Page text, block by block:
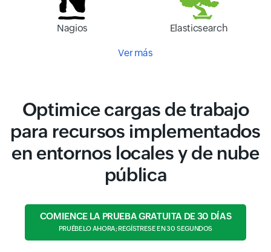
Nagios Elasticsearch
Ver más
Optimice cargas de trabajo
para recursos implementados
en entornos locales y de nube
pública
COMIENCE LA PRUEBA GRATUITA DE 30 DÍAS
PRUÉBELO AHORA; REGÍSTRESE EN 30 SEGUNDOS